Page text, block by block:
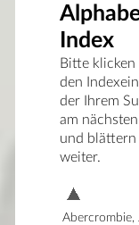
Index
Bitte klicken
den
der Ihrem
am
und blättern
weiter.
Abercrombie,